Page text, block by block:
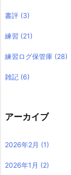
書評 (3)
練習 (21)
練習ログ保管庫 (28)
雑記 (6)
アーカイブ
2026年2月 (1)
2026年1月 (2)